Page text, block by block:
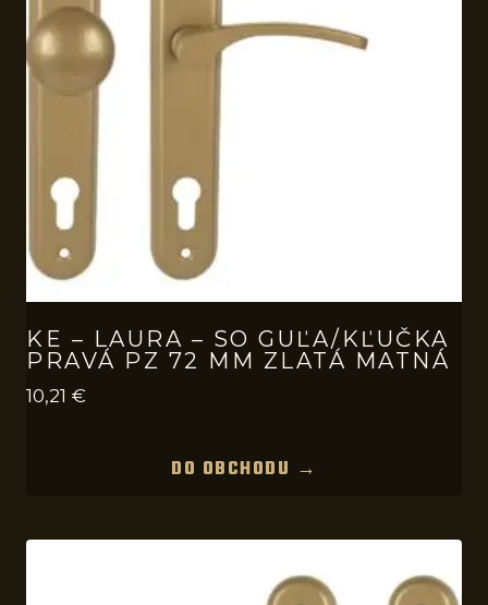
KE – LAURA – SO GUĽA/KĽUČKA
PRAVÁ PZ 72 MM ZLATÁ MATNÁ
10,21 €
DO OBCHODU →